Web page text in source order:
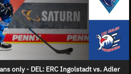
only - DEL: ERC Ingolstadt vs. Adler